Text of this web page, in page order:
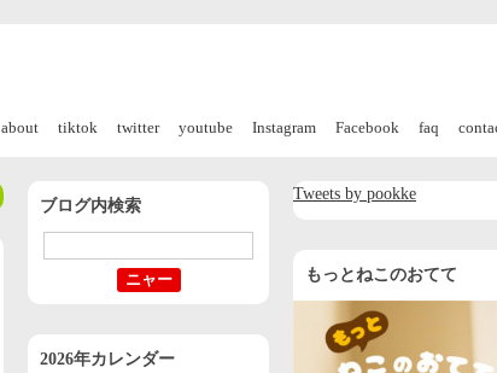
about tiktok twitter youtube Instagram Facebook faq
ブログ内検索
2026年カレンダー
Tweets by pookke
もっとねこのおてて